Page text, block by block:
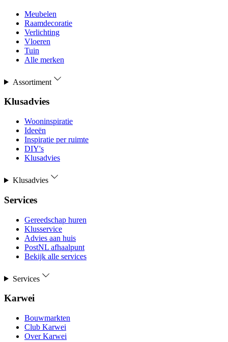
Meubelen
Raamdecoratie
Verlichting
Vloeren
Tuin
Alle merken
Assortiment
Klusadvies
Wooninspiratie
Ideeën
Inspiratie per ruimte
DIY's
Klusadvies
Klusadvies
Services
Gereedschap huren
Klusservice
Advies aan huis
PostNL afhaalpunt
Bekijk alle services
Services
Karwei
Bouwmarkten
Club Karwei
Over Karwei